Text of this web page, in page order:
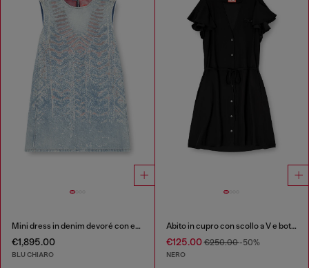
Mini dress in denim devoré con effetto microstone
€1,895.00
BLU CHIARO
Abito in cupro con scollo a V e bottoni frontali
€125.00€250.00-50%
NERO